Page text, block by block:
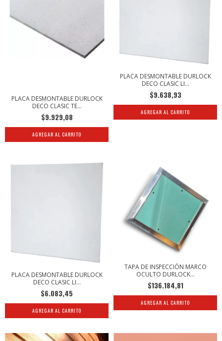
PLACA DESMONTABLE DURLOCK
DECO CLASIC TE...
$9.929,08
PLACA DESMONTABLE DURLOCK
DECO CLASIC LI...
$9.638,93
PLACA DESMONTABLE DURLOCK
DECO CLASIC LI...
$6.083,45
TAPA DE INSPECCIÓN MARCO
OCULTO DURLOCK...
$136.184,81